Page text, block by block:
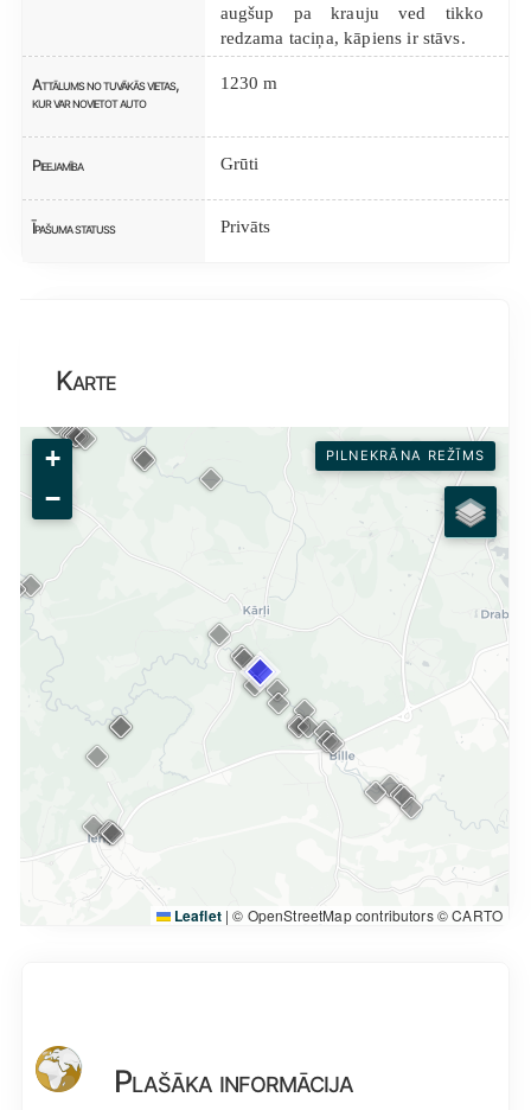
augšup pa krauju ved tikko
redzama taciņa, kāpiens ir stāvs.
Attālums no tuvākās vietas,
kur var novietot auto
1230 m
Pieejamība Grūti
Īpašuma statuss Privāts
Karte
PILNEKRĀNA REŽĪMS
+
−
Leaflet | © OpenStreetMap contributors © CARTO
Plašāka informācija